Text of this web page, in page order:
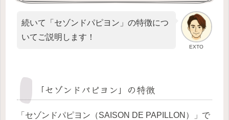
EXTO
続いて「セゾンドパピヨン」の特徴につ
いてご説明します！
「セゾンドパピヨン」の特徴
「セゾンドパピヨン（SAISON DE PAPILLON）」で